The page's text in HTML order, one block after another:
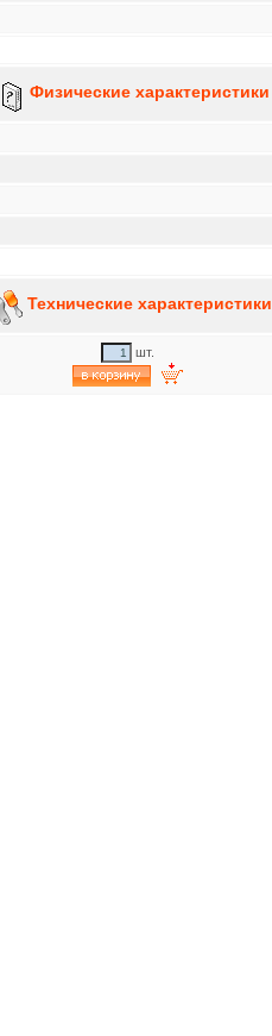
Физические характеристики
Технические характеристики
шт.